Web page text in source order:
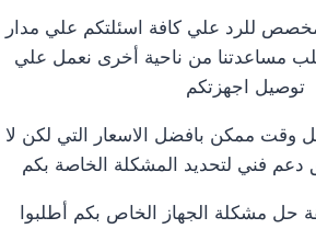
للرد علي كافة اسئلتكم علي مدار
مساعدتنا من ناحية أخرى نعمل علي
توصيل اجهزتكم
وقت ممكن بافضل الاسعار التي لكن لا
دعم فني لتحديد المشكلة الخاصة بكم
حل مشكلة الجهاز الخاص بكم أطلبوا